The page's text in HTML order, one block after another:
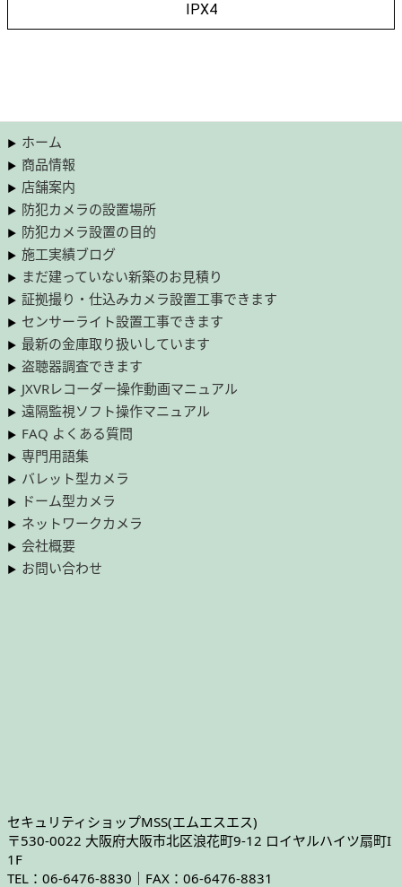
IPX4
ホーム
商品情報
店舗案内
防犯カメラの設置場所
防犯カメラ設置の目的
施工実績ブログ
まだ建っていない新築のお見積り
証拠撮り・仕込みカメラ設置工事できます
センサーライト設置工事できます
最新の金庫取り扱いしています
盗聴器調査できます
JXVRレコーダー操作動画マニュアル
遠隔監視ソフト操作マニュアル
FAQ よくある質問
専門用語集
バレット型カメラ
ドーム型カメラ
ネットワークカメラ
会社概要
お問い合わせ
セキュリティショップMSS(エムエスエス)
〒530-0022 大阪府大阪市北区浪花町9-12 ロイヤルハイツ扇町I
1F
TEL：06-6476-8830｜FAX：06-6476-8831